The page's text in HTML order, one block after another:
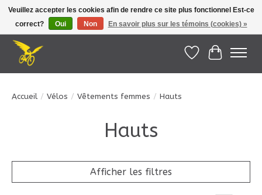
Le Pédalier | Îles de la Madeleine |info@lepedalier.com| 1-418-986-2965
Liste dePanier
Accueil / Vélos / Vêtements femmes / Hauts
Hauts
Afficher les filtres
Veuillez accepter les cookies afin de rendre ce site plus fonctionnel Est-ce
correct?
Oui Non En savoir plus sur les témoins (cookies) »